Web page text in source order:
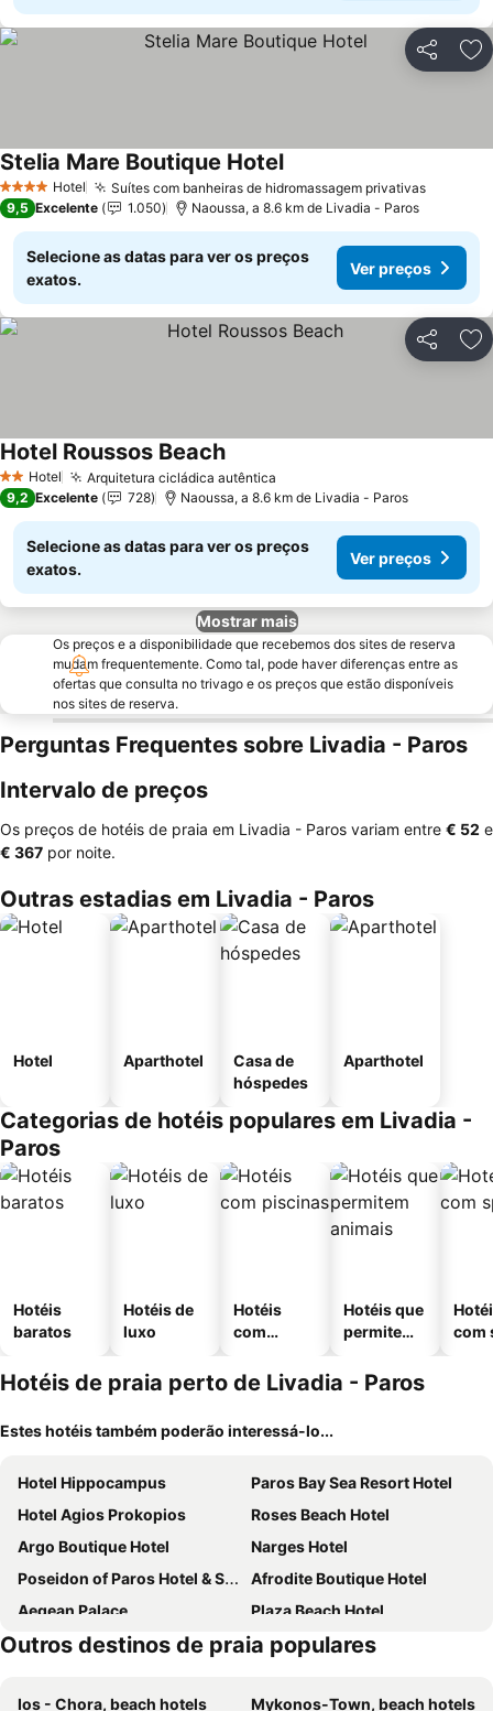
Partilhar
4 EstrelasHotel Suítes com banheiras de hidromassagem privativasVer
Stelia Mare Boutique HotelVer preços
9,5 Excelente 1.050 Naoussa, a 8.6 km de Livadia - Paros
Selecione as datas para ver os preços
exatos.
Ver preços
Partilhar
2 Estrelas
Hotel Arquitetura cicládica autêntica
Hotel Roussos BeachVer preços
9,2 Excelente 728 Naoussa, a 8.6 km de Livadia - Paros
Selecione as datas para ver os preços
exatos.
Ver preços
Mostrar mais
Os preços e a disponibilidade que recebemos dos sites de reserva
mudam frequentemente. Como tal, pode haver diferenças entre as
ofertas que consulta no trivago e os preços que estão disponíveis
nos sites de reserva.
Perguntas Frequentes sobre Livadia - Paros
Intervalo de preços
Os preços de hotéis de praia em Livadia - Paros variam entre ‎€ 52 e
‎€ 367 por noite.
Outras estadias em Livadia - Paros
Hotel Aparthotel
Casa de
hóspedes
Aparthotel
Categorias de hotéis populares em Livadia -
Paros
Hotéis
baratos
Hotéis de
luxo
Hotéis
com
Hotéis que
permitem
com
Hotéis de praia perto de Livadia - Paros
Estes hotéis também poderão interessá-lo...
Hotel Hippocampus
Paros Bay Sea Resort Hotel
Hotel Agios Prokopios
Roses Beach Hotel
Argo Boutique Hotel
Narges Hotel
Poseidon of Paros Hotel & Spa
Afrodite Boutique Hotel
Aegean Palace
Plaza Beach Hotel
Polos Hotel Paros by GHH
Summer Shades Hotel
Fyrogenis Palace
Dilion Hotel
Outros destinos de praia populares
Ios - Chora, beach hotels
Mykonos-Town, beach hotels